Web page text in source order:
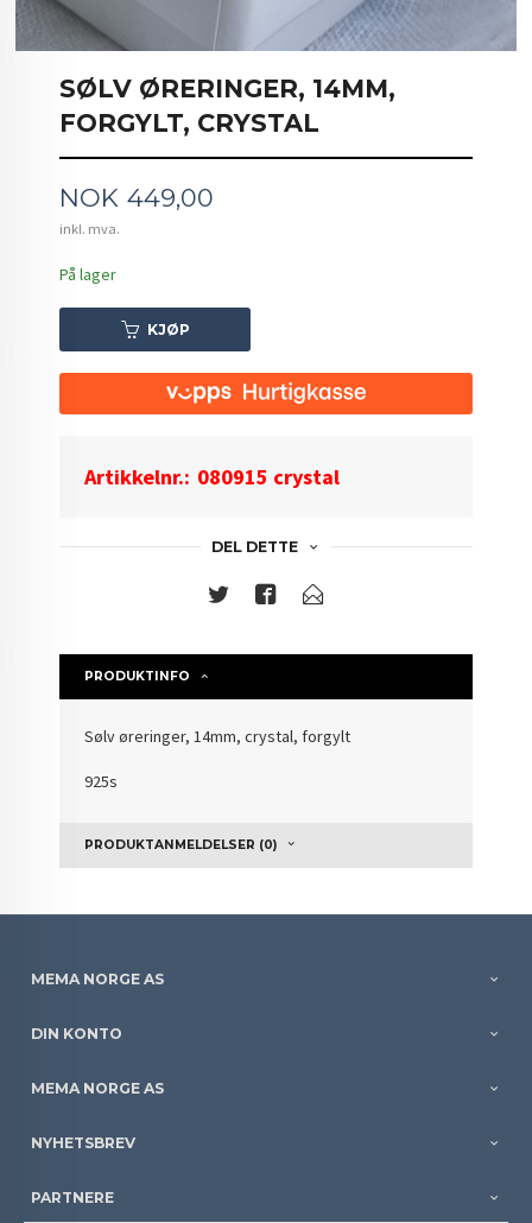
SØLV ØRERINGER, 14MM,
FORGYLT, CRYSTAL
Pris
NOK 449,00
inkl. mva.
På lager
KJØP
Artikkelnr.: 080915 crystal
DEL DETTE
PRODUKTINFO
Sølv øreringer, 14mm, crystal, forgylt
925s
PRODUKTANMELDELSER (0)
MEMA NORGE AS
DIN KONTO
MEMA NORGE AS
NYHETSBREV
PARTNERE